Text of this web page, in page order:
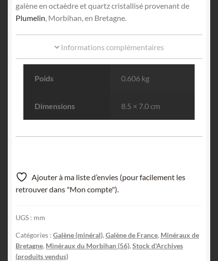
galène en octaèdre et quartz cristallisé provenant de
Plumelin, Morbihan, en Bretagne.
Informations complémentaires
Poids 0.606 kg
Dimensions 8.5 × 7.0 cm
Ajouter à ma liste d’envies (pour facilement les
retrouver dans "Mon compte").
UGS : mm
Catégories : Galène (minéral), Galène de France, Minéraux de
Bretagne, Minéraux du Morbihan (56), Stock d'Archives
(produits vendus)